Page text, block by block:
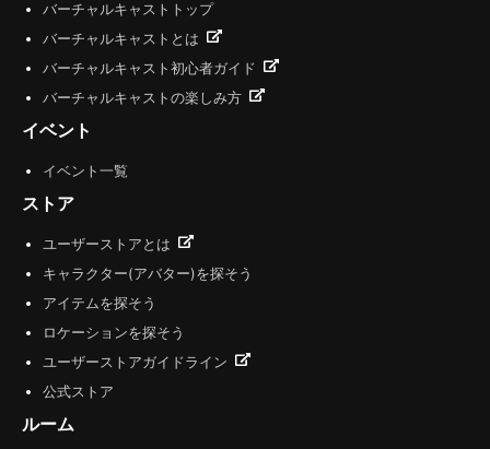
バーチャルキャストトップ
バーチャルキャストとは
バーチャルキャスト初心者ガイド
バーチャルキャストの楽しみ方
イベント
イベント一覧
ストア
ユーザーストアとは
キャラクター(アバター)を探そう
アイテムを探そう
ロケーションを探そう
ユーザーストアガイドライン
公式ストア
ルーム